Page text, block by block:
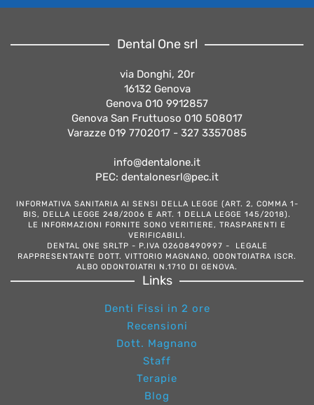
Dental One srl
via Donghi, 20r
16132 Genova
Genova 010 9912857
Genova San Fruttuoso 010 508017
Varazze 019 7702017 - 327 3357085
info@dentalone.it
PEC: dentalonesrl@pec.it
INFORMATIVA SANITARIA AI SENSI DELLA LEGGE (ART. 2, COMMA 1-
BIS, DELLA LEGGE 248/2006 E ART. 1 DELLA LEGGE 145/2018).
LE INFORMAZIONI FORNITE SONO VERITIERE, TRASPARENTI E
VERIFICABILI.
DENTAL ONE SRLTP - P.IVA 02608490997 - LEGALE
RAPPRESENTANTE DOTT. VITTORIO MAGNANO, ODONTOIATRA ISCR.
ALBO ODONTOIATRI N.1710 DI GENOVA.
Links
Denti Fissi in 2 ore
Recensioni
Dott. Magnano
Staff
Terapie
Blog